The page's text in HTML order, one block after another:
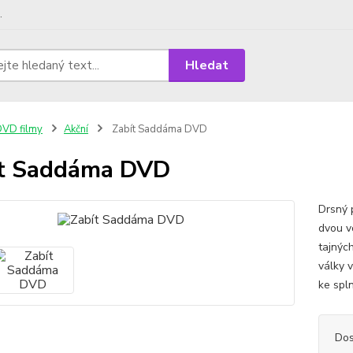
Hledat
filmy Akční Zabít Saddáma DVD
Saddáma DVD
Drsný
dvou
války
ke